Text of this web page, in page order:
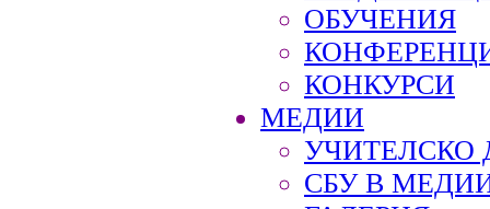
ОБУЧЕНИЯ
КОНКУРСИ
МЕДИИ
УЧИТЕЛСКО
СБУ В